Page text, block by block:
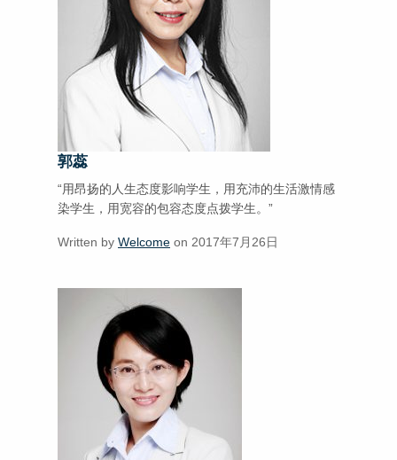
郭蕊
“用昂扬的人生态度影响学生，用充沛的生活激情感
染学生，用宽容的包容态度点拨学生。”
Written by Welcome on 2017年7月26日